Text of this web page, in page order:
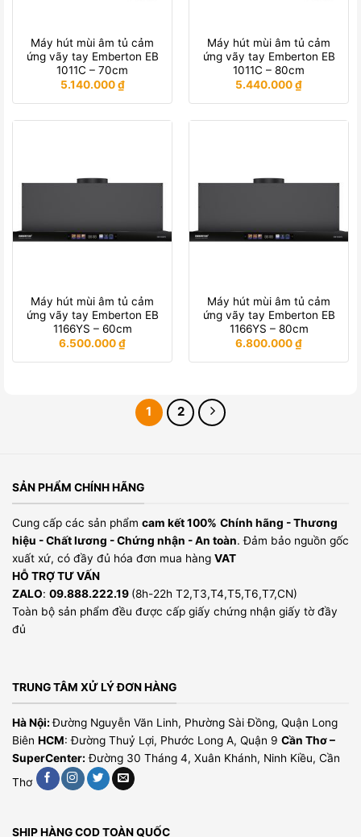
Máy hút mùi âm tủ cảm
ứng vãy tay Emberton EB
1011C – 70cm
5.140.000₫
Máy hút mùi âm tủ cảm
ứng vãy tay Emberton EB
1011C – 80cm
5.440.000₫
Máy hút mùi âm tủ cảm
ứng vãy tay Emberton EB
1166YS – 60cm
6.500.000₫
Máy hút mùi âm tủ cảm
ứng vãy tay Emberton EB
1166YS – 80cm
6.800.000₫
1 2
SẢN PHẨM CHÍNH HÃNG
Cung cấp các sản phẩm cam kết 100% Chính hãng - Thương
hiệu - Chất lương - Chứng nhận - An toàn. Đảm bảo nguồn gốc
xuất xứ, có đầy đủ hóa đơn mua hàng VAT
HỖ TRỢ TƯ VẤN
ZALO: 09.888.222.19 (8h-22h T2,T3,T4,T5,T6,T7,CN)
Toàn bộ sản phẩm đều được cấp giấy chứng nhận giấy tờ đầy
đủ
TRUNG TÂM XỬ LÝ ĐƠN HÀNG
Hà Nội:Đường Nguyễn Văn Linh, Phường Sài Đồng, Quận Long
Biên HCM: Đường Thuỷ Lợi, Phước Long A, Quận 9 Cần Thơ –
SuperCenter: Đường 30 Tháng 4, Xuân Khánh, Ninh Kiều, Cần
Thơ
SHIP HÀNG COD TOÀN QUỐC